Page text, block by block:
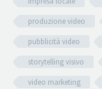
produzione video
pubblicità video
storytelling visivo
video marketing